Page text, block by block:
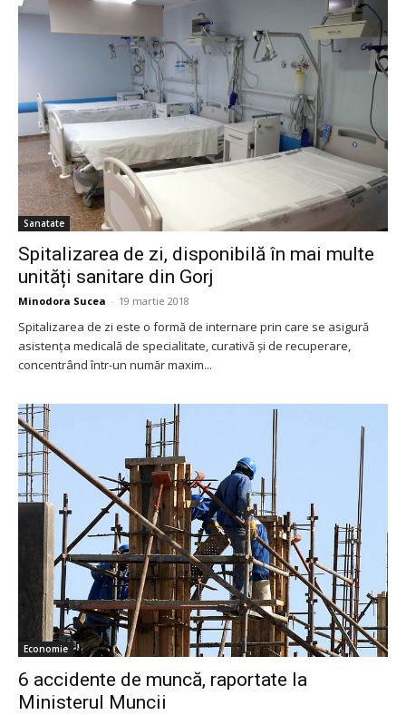
Sanatate
Spitalizarea de zi, disponibilă în mai multe
unități sanitare din Gorj
Minodora Sucea - 19 martie 2018
Spitalizarea de zi este o formă de internare prin care se asigură
asistenţa medicală de specialitate, curativă şi de recuperare,
concentrând într-un număr maxim...
Economie
6 accidente de muncă, raportate la
Ministerul Muncii